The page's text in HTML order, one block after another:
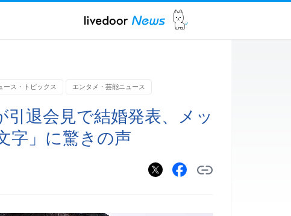
ース・トピックス エンタメ・芸能ニュース
引退会見で結婚発表、メッ
字」に驚きの声